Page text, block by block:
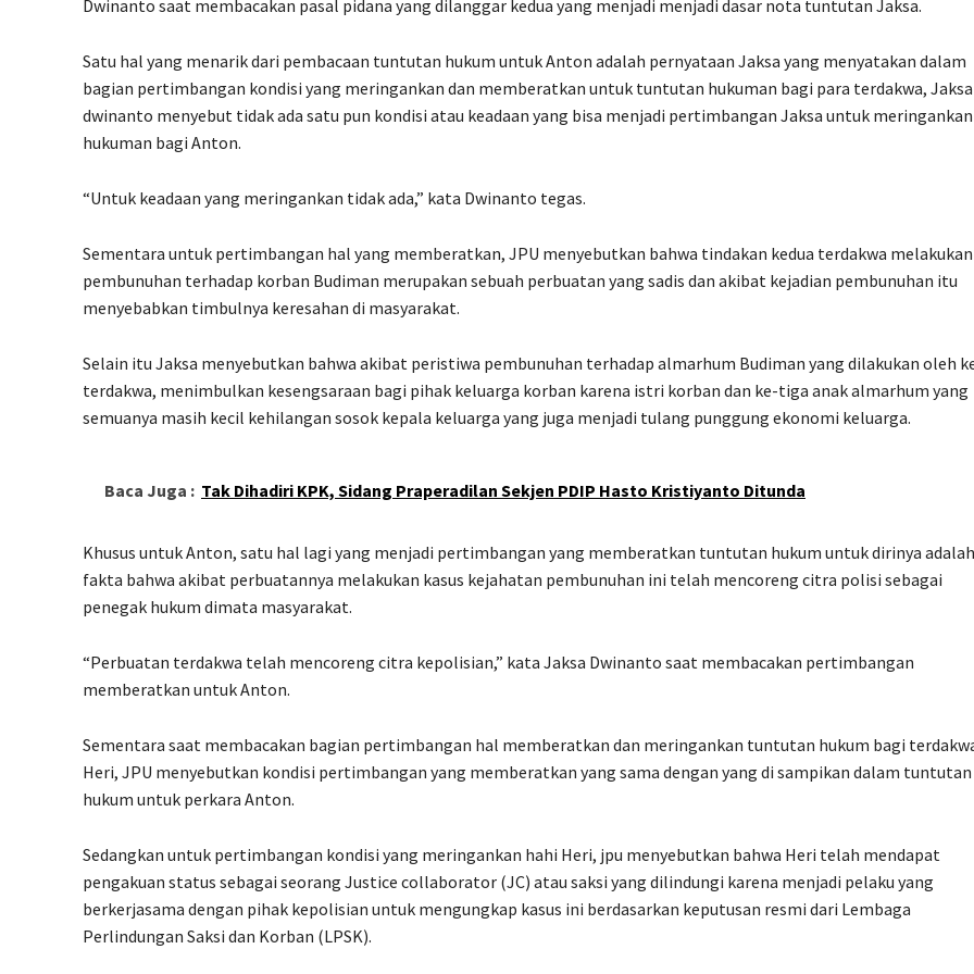
Dwinanto saat membacakan pasal pidana yang dilanggar kedua yang menjadi menjadi dasar nota tuntutan Jaksa.
Satu hal yang menarik dari pembacaan tuntutan hukum untuk Anton adalah pernyataan Jaksa yang menyatakan dalam
bagian pertimbangan kondisi yang meringankan dan memberatkan untuk tuntutan hukuman bagi para terdakwa, Jaksa
dwinanto menyebut tidak ada satu pun kondisi atau keadaan yang bisa menjadi pertimbangan Jaksa untuk meringankan
hukuman bagi Anton.
“Untuk keadaan yang meringankan tidak ada,” kata Dwinanto tegas.
Sementara untuk pertimbangan hal yang memberatkan, JPU menyebutkan bahwa tindakan kedua terdakwa melakukan
pembunuhan terhadap korban Budiman merupakan sebuah perbuatan yang sadis dan akibat kejadian pembunuhan itu
menyebabkan timbulnya keresahan di masyarakat.
Selain itu Jaksa menyebutkan bahwa akibat peristiwa pembunuhan terhadap almarhum Budiman yang dilakukan oleh
terdakwa, menimbulkan kesengsaraan bagi pihak keluarga korban karena istri korban dan ke-tiga anak almarhum yang
semuanya masih kecil kehilangan sosok kepala keluarga yang juga menjadi tulang punggung ekonomi keluarga.
Baca Juga : Tak Dihadiri KPK, Sidang Praperadilan Sekjen PDIP Hasto Kristiyanto Ditunda
Khusus untuk Anton, satu hal lagi yang menjadi pertimbangan yang memberatkan tuntutan hukum untuk dirinya adalah
fakta bahwa akibat perbuatannya melakukan kasus kejahatan pembunuhan ini telah mencoreng citra polisi sebagai
penegak hukum dimata masyarakat.
“Perbuatan terdakwa telah mencoreng citra kepolisian,” kata Jaksa Dwinanto saat membacakan pertimbangan
memberatkan untuk Anton.
Sementara saat membacakan bagian pertimbangan hal memberatkan dan meringankan tuntutan hukum bagi
Heri, JPU menyebutkan kondisi pertimbangan yang memberatkan yang sama dengan yang di sampikan dalam tuntutan
hukum untuk perkara Anton.
Sedangkan untuk pertimbangan kondisi yang meringankan hahi Heri, jpu menyebutkan bahwa Heri telah mendapat
pengakuan status sebagai seorang Justice collaborator (JC) atau saksi yang dilindungi karena menjadi pelaku yang
berkerjasama dengan pihak kepolisian untuk mengungkap kasus ini berdasarkan keputusan resmi dari Lembaga
Perlindungan Saksi dan Korban (LPSK).